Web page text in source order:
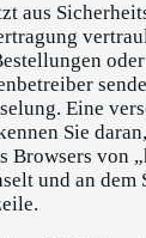
aus
Eine
Sie
Browsers von
und an dem